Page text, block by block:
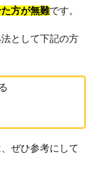
方が無難です。
として下記の方
ぜひ参考にして